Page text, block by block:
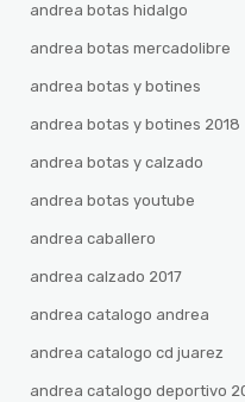
andrea botas hidalgo
andrea botas mercadolibre
andrea botas y botines
andrea botas y botines 2018
andrea botas y calzado
andrea botas youtube
andrea caballero
andrea calzado 2017
andrea catalogo andrea
andrea catalogo cd juarez
andrea catalogo deportivo